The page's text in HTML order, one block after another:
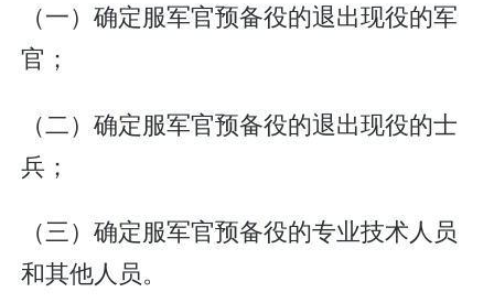
（一）确定服军官预备役的退出现役的军
官；
（二）确定服军官预备役的退出现役的士
兵；
（三）确定服军官预备役的专业技术人员
和其他人员。